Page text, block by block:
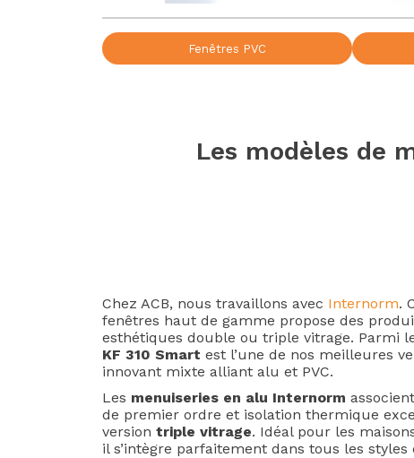
Fenêtres PVC
Les modèles de
Chez ACB, nous travaillons avec Internorm.
fenêtres haut de gamme propose des
esthétiques double ou triple vitrage. Parmi
KF 310 Smart est l’une de nos meilleures
innovant mixte alliant alu et PVC.
Les menuiseries en alu Internorm
de premier ordre et isolation thermique
version triple vitrage. Idéal pour les
il s’intègre parfaitement dans tous les styles